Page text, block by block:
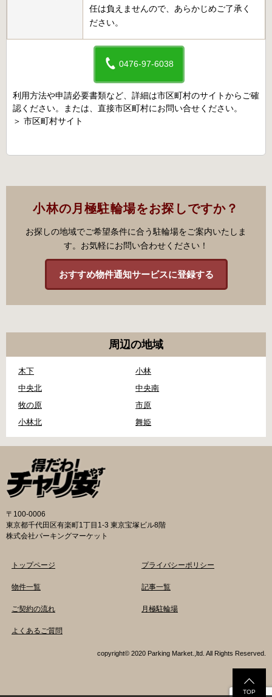
任は負えませんので、あらかじめご了承く
ださい。
0476-97-6038
利用方法や申請必要書類など、詳細は市区町村のサイトからご確
認ください。または、直接市区町村にお問い合せください。
＞ 市区町村サイト
小林の月極駐輪場をお探しですか？
お探しの地域でご希望条件に合う駐輪場をご案内いたしま
す。お気軽にお問い合わせください！
おすすめ物件通知サービスに登録する
周辺の地域
木下
小林
中央北
中央南
牧の原
市原
小林北
舞姫
〒100-0006
東京都千代田区有楽町1丁目1-3 東京宝塚ビル8階
株式会社パーキングマーケット
トップページ
物件一覧
ご契約の流れ
よくあるご質問
プライバシーポリシー
記事一覧
月極駐輪場
copyright© 2020 Parking Market.,ltd. All Rights Reserved.
TOP